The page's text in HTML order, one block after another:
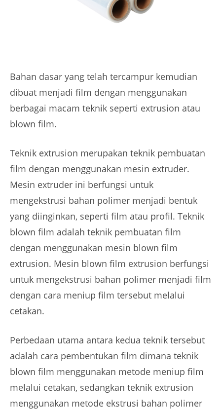
Bahan dasar yang telah tercampur kemudian
dibuat menjadi film dengan menggunakan
berbagai macam teknik seperti extrusion atau
blown film.
Teknik extrusion merupakan teknik pembuatan
film dengan menggunakan mesin extruder.
Mesin extruder ini berfungsi untuk
mengekstrusi bahan polimer menjadi bentuk
yang diinginkan, seperti film atau profil. Teknik
blown film adalah teknik pembuatan film
dengan menggunakan mesin blown film
extrusion. Mesin blown film extrusion berfungsi
untuk mengekstrusi bahan polimer menjadi film
dengan cara meniup film tersebut melalui
cetakan.
Perbedaan utama antara kedua teknik tersebut
adalah cara pembentukan film dimana teknik
blown film menggunakan metode meniup film
melalui cetakan, sedangkan teknik extrusion
menggunakan metode ekstrusi bahan polimer